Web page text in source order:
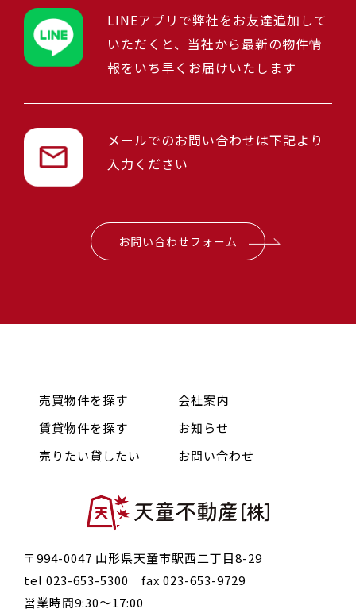
LINEアプリで弊社をお友達追加して
いただくと、当社から最新の物件情
報をいち早くお届けいたします
メールでのお問い合わせは下記より
入力ください
お問い合わせフォーム
売買物件を探す
賃貸物件を探す
売りたい貸したい
会社案内
お知らせ
お問い合わせ
〒994-0047 山形県天童市駅西二丁目8-29
tel 023-653-5300 fax 023-653-9729
営業時間9:30〜17:00